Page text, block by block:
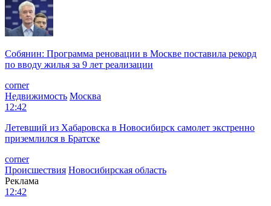
Собянин: Программа реновации в Москве поставила рекорд
по вводу жилья за 9 лет реализации
corner
Недвижимость Москва
12:42
Летевший из Хабаровска в Новосибирск самолет экстренно
приземлился в Братске
corner
Происшествия Новосибирская область
Реклама
12:42